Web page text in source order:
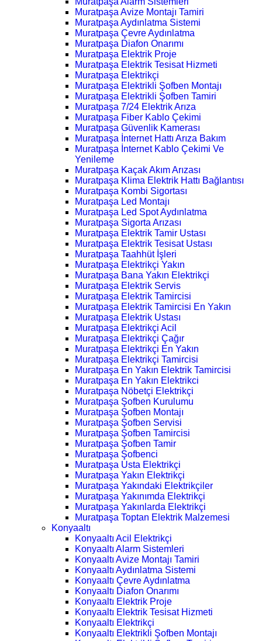
Muratpaşa Avize Montajı Tamiri
Muratpaşa Aydınlatma Sistemi
Muratpaşa Çevre Aydınlatma
Muratpaşa Diafon Onarımı
Muratpaşa Elektrik Proje
Muratpaşa Elektrik Tesisat Hizmeti
Muratpaşa Elektrikçi
Muratpaşa Elektrikli Şofben Montajı
Muratpaşa Elektrikli Şofben Tamiri
Muratpaşa 7/24 Elektrik Arıza
Muratpaşa Fiber Kablo Çekimi
Muratpaşa Güvenlik Kamerası
Muratpaşa İnternet Hattı Arıza Bakım
Muratpaşa İnternet Kablo Çekimi Ve
Yenileme
Muratpaşa Kaçak Akım Arızası
Muratpaşa Klima Elektrik Hattı Bağlantısı
Muratpaşa Kombi Sigortası
Muratpaşa Led Montajı
Muratpaşa Led Spot Aydınlatma
Muratpaşa Sigorta Arızası
Muratpaşa Elektrik Tamir Ustası
Muratpaşa Elektrik Tesisat Ustası
Muratpaşa Taahhüt İşleri
Muratpaşa Elektrikçi Yakın
Muratpaşa Bana Yakın Elektrikçi
Muratpaşa Elektrik Servis
Muratpaşa Elektrik Tamircisi
Muratpaşa Elektrik Tamircisi En Yakın
Muratpaşa Elektrik Ustası
Muratpaşa Elektrikçi Acil
Muratpaşa Elektrikçi Çağır
Muratpaşa Elektrikçi En Yakın
Muratpaşa Elektrikçi Tamircisi
Muratpaşa En Yakın Elektrik Tamircisi
Muratpaşa En Yakın Elektrikci
Muratpaşa Nöbetçi Elektrikçi
Muratpaşa Şofben Kurulumu
Muratpaşa Şofben Montajı
Muratpaşa Şofben Servisi
Muratpaşa Şofben Tamircisi
Muratpaşa Şofben Tamir
Muratpaşa Şofbenci
Muratpaşa Usta Elektrikçi
Muratpaşa Yakın Elektrikçi
Muratpaşa Yakındaki Elektrikçiler
Muratpaşa Yakınımda Elektrikçi
Muratpaşa Yakınlarda Elektrikçi
Muratpaşa Toptan Elektrik Malzemesi
Konyaaltı
Konyaaltı Acil Elektrikçi
Konyaaltı Alarm Sistemleri
Konyaaltı Avize Montajı Tamiri
Konyaaltı Aydınlatma Sistemi
Konyaaltı Çevre Aydınlatma
Konyaaltı Diafon Onarımı
Konyaaltı Elektrik Proje
Konyaaltı Elektrik Tesisat Hizmeti
Konyaaltı Elektrikçi
Konyaaltı Elektrikli Şofben Montajı